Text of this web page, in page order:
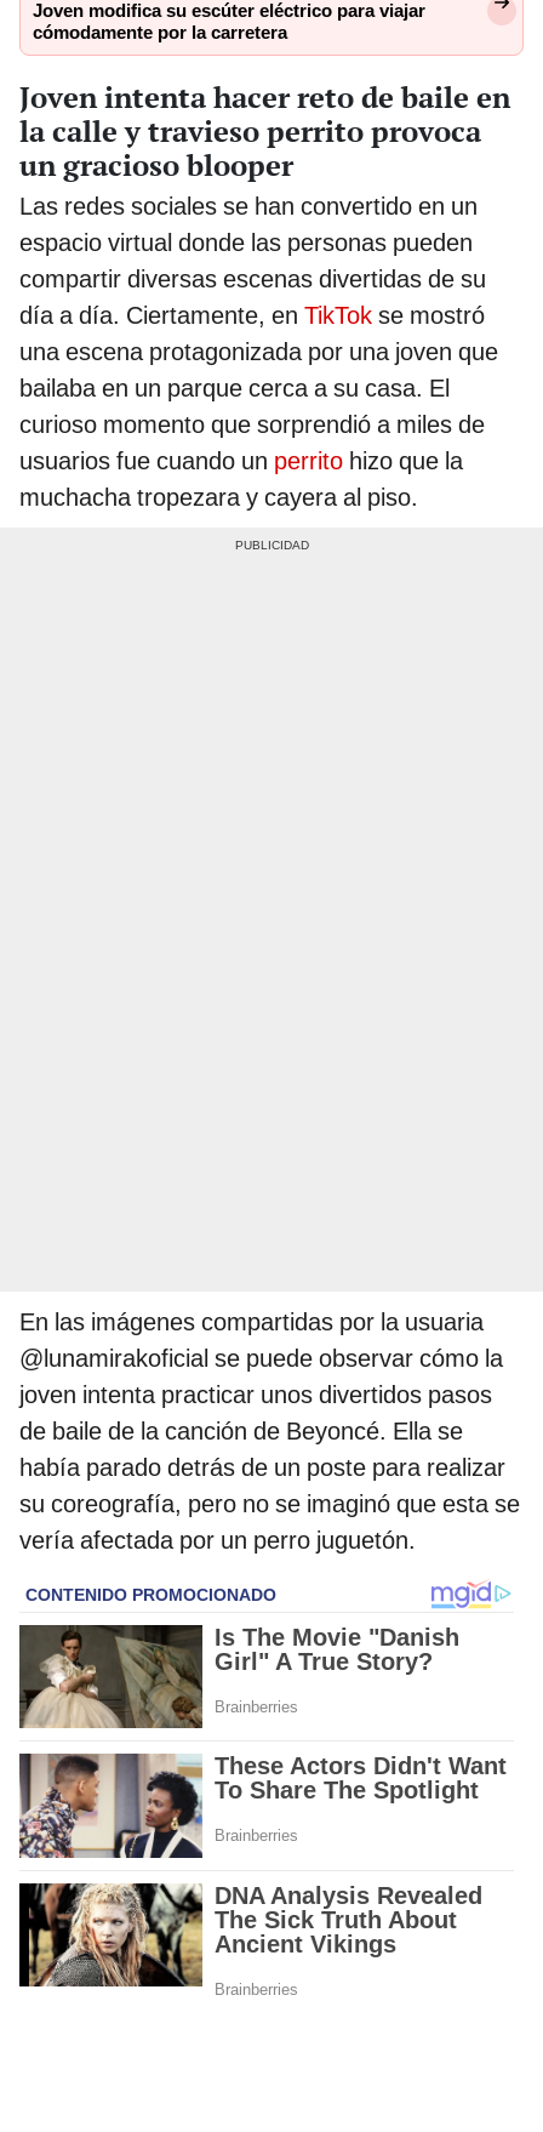
Joven modifica su escúter eléctrico para viajar
cómodamente por la carretera
Joven intenta hacer reto de baile en
la calle y travieso perrito provoca
un gracioso blooper
Las redes sociales se han convertido en un
espacio virtual donde las personas pueden
compartir diversas escenas divertidas de su
día a día. Ciertamente, en TikTok se mostró
una escena protagonizada por una joven que
bailaba en un parque cerca a su casa. El
curioso momento que sorprendió a miles de
usuarios fue cuando un perrito hizo que la
muchacha tropezara y cayera al piso.
En las imágenes compartidas por la usuaria
@lunamirakoficial se puede observar cómo la
joven intenta practicar unos divertidos pasos
de baile de la canción de Beyoncé. Ella se
había parado detrás de un poste para realizar
su coreografía, pero no se imaginó que esta se
vería afectada por un perro juguetón.